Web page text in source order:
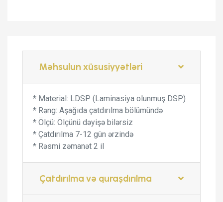
Məhsulun xüsusiyyətləri
* Material: LDSP (Laminasiya olunmuş DSP)
* Rəng: Aşağıda çatdırılma bölümündə
* Ölçü: Ölçünü dəyişə bilərsiz
* Çatdırılma 7-12 gün ərzində
* Rəsmi zəmanət 2 il
Çatdırılma və quraşdırılma